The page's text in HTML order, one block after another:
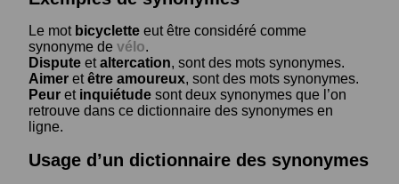
Le mot bicyclette eut être considéré comme
synonyme de vélo.
Dispute etaltercation, sont des mots synonymes.
Aimer etêtre amoureux, sont des mots synonymes.
Peur et inquiétude sont deux synonymes que l’on
retrouve dans ce dictionnaire des synonymes en
ligne.
Usage d’un dictionnaire des synonymes